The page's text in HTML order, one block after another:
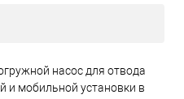
насос для отвода
и мобильной установки в